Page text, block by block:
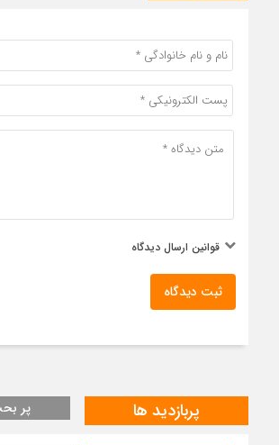
قوانین ارسال دیدگاه
ثبت دیدگاه
پربازدید ها پر